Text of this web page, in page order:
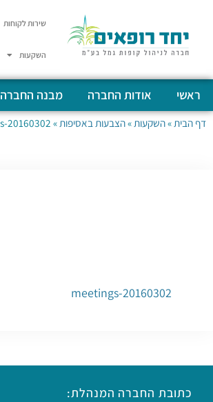
שירות לקוחות
השקעות
ראשי אודות החברה מבנה החברה
דף הבית »השקעות »הצבעות באסיפות »
20160302-meetings
20160302-meetings
כתובת החברה המנהלת: